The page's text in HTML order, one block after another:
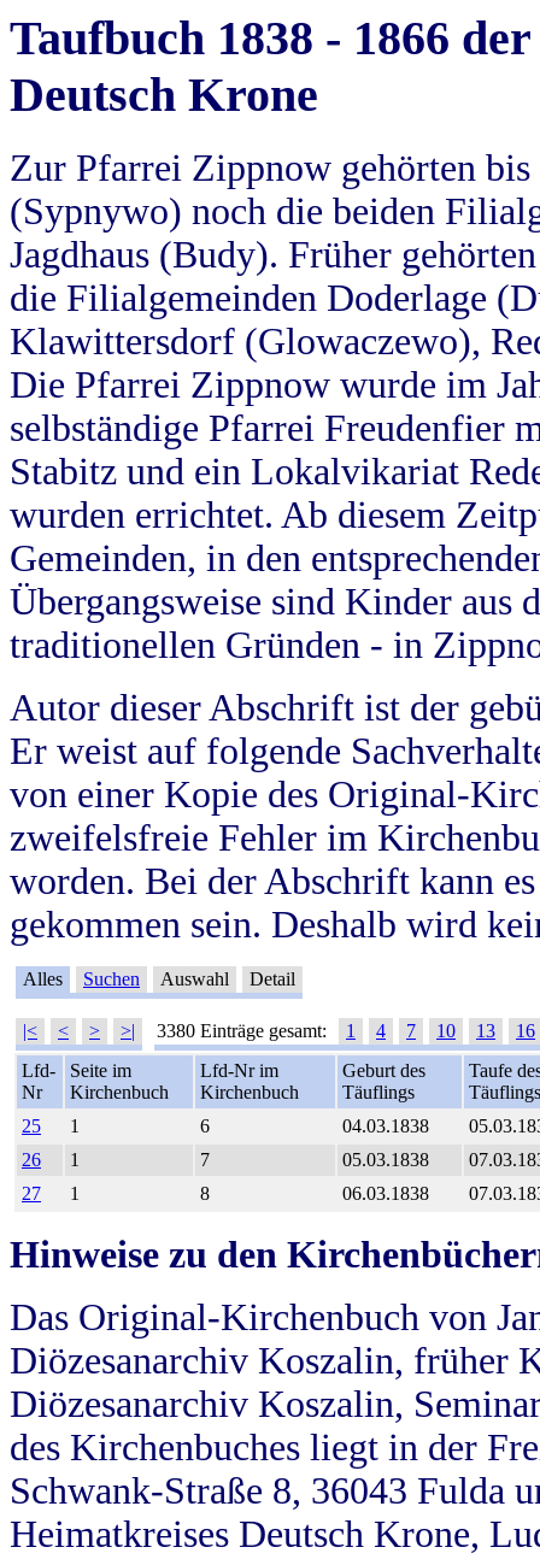
Taufbuch 1838 - 1866
Deutsch Krone
Zur Pfarrei Zippnow gehörten
(Sypnywo) noch die beiden
Jagdhaus (Budy). Früher
die Filialgemeinden Doderlage
Klawittersdorf (Glowaczewo),
Die Pfarrei Zippnow wurde im
selbständige Pfarrei Freudenfier
Stabitz und ein Lokalvikariat
wurden errichtet. Ab diesem
Gemeinden, in den
Übergangsweise sind Kinder aus
traditionellen Gründen - in
Autor dieser Abschrift ist der
Er weist auf folgende
von einer Kopie des Original-
zweifelsfreie Fehler im
worden. Bei der Abschrift kann
gekommen sein. Deshalb wird
Alles Suchen Auswahl Detail
|< < > >| 3380 Einträge gesamt: 1 4 7 10 13
16
Lfd-
Nr
Seite im
Kirchenbuch
Lfd-Nr im
Kirchenbuch
Geburt des
Täuflings
Taufe
Täuflings
25
1 6 04.03.1838
26
1 7 05.03.1838
27
1 8 06.03.1838
Hinweise zu den
Das Original-Kirchenbuch von
Diözesanarchiv Koszalin, früher
Diözesanarchiv Koszalin,
des Kirchenbuches liegt in der
Schwank-Straße 8, 36043 Fulda
Heimatkreises Deutsch Krone,